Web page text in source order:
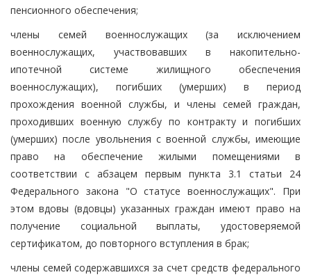
пенсионного обеспечения;
члены семей военнослужащих (за исключением
военнослужащих, участвовавших в накопительно-
ипотечной системе жилищного обеспечения
военнослужащих), погибших (умерших) в период
прохождения военной службы, и члены семей граждан,
проходивших военную службу по контракту и погибших
(умерших) после увольнения с военной службы, имеющие
право на обеспечение жилыми помещениями в
соответствии с абзацем первым пункта 3.1 статьи 24
Федерального закона "О статусе военнослужащих". При
этом вдовы (вдовцы) указанных граждан имеют право на
получение социальной выплаты, удостоверяемой
сертификатом, до повторного вступления в брак;
члены семей содержавшихся за счет средств федерального